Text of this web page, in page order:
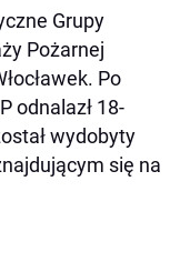
Grupy
Pożarnej
Po
odnalazł 18-
wydobyty
się na